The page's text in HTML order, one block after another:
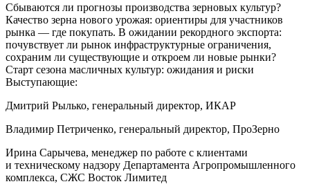
Сбываются ли прогнозы производства зерновых культур?
Качество зерна нового урожая: ориентиры для участников
рынка — где покупать. В ожидании рекордного экспорта:
почувствует ли рынок инфраструктурные ограничения,
сохраним ли существующие и откроем ли новые рынки?
Старт сезона масличных культур: ожидания и риски
Выступающие:
Дмитрий Рылько, генеральный директор, ИКАР
Владимир Петриченко, генеральный директор, ПроЗерно
Ирина Сарычева, менеджер по работе с клиентами
и техническому надзору Департамента Агропромышленного
комплекса, СЖС Восток Лимитед